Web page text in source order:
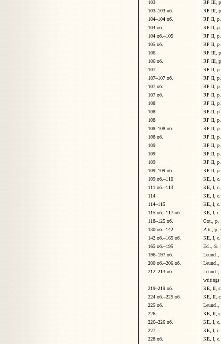
103
RP III,
103–103 об.
RP III,
104–104 об.
RP II,
104 об.
RP II,
104 об.–105
RP II,
105 об.
RP II,
106
RP III,
106 об.
RP III,
107
RP II,
107–107 об.
RP II,
107 об.
RP II,
107 об.
RP II,
108
RP II,
108
RP II,
108
RP II,
108–108 об.
RP II,
108 об.
RP II,
109
RP II,
109
RP II,
109
RP II,
109–109 об.
RP II,
109 об.–110
КЕ, I,
111 об.–113
КЕ, I,
114
КЕ, I,
114–115
КЕ, I,
115 об.–117об.
КЕ, I,
118–125 об.
Cot., p.
130об.–142
Pitr., p.
142 об.–165 об.
КЕ, I,
165 об.–195
Ecl., S.
196–197об.
Leuncl.,
200 об.–206 об.
Leuncl.,
212–213 об.
writings
219–219 об.
КЕ, II,
224 об.–225 об.
КЕ, II,
225 об.
Leuncl.,
226
КЕ, II,
226–226 об.
КЕ, I, с.
227
КЕ, I, с.
228 об.
КЕ, I, с.